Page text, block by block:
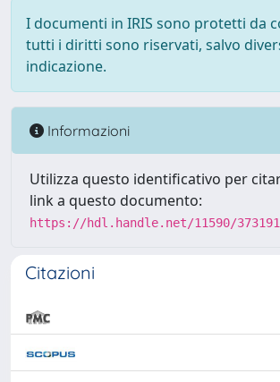
I documenti in IRIS sono protetti da
tutti i diritti sono riservati, salvo
indicazione.
Informazioni
Utilizza questo identificativo per
link a questo documento:
https://hdl.handle.net/11590/373191
Citazioni